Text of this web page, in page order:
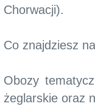
Chorwacji).
Co znajdziesz
Obozy
żeglarskie oraz